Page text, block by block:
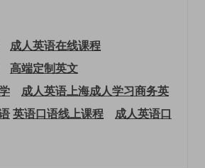
成人英语在线课程
高端定制英文
成人英语上海成人学习商务英
英语口语线上课程
成人英语口